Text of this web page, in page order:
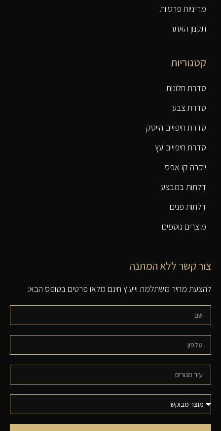
מדיניות פרטיות
תקנון האתר
קטגוריות
סדרת חלונות
סדרת צבע
סדרת חיפויים הייטק
סדרת חיפויים עץ
יוקרה קו אפס
דלתות במבצע
דלתות פנים
מוצרים נוספים
צור קשר ללא המתנה
להצעת מחיר משתלמת וייעוץ חינם מלאו פרטים בטופס הבא: